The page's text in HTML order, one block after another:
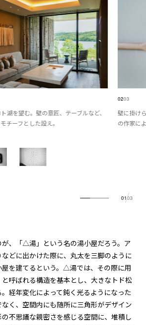
湖を望む。壁の意匠、テーブルなど、
チーフとした設え。
0203
壁に掛け
の作家に
0103
、「△湯」という名の湯小屋だろう。ア
どに出かけた際に、丸太を三脚のように
を建てるという。△湯では、その際に用
呼ばれる構造を基本とし、大きなトド松
経年変化によって鈍く光るようになった
く、空間内にも随所に三角形がデザイン
不思議な親密さを感じる空間に、堆積し